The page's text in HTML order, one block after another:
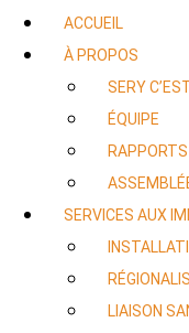
ACCUEIL
À PROPOS
SERY
ÉQUIPE
SERVICES AUX
LIAISON